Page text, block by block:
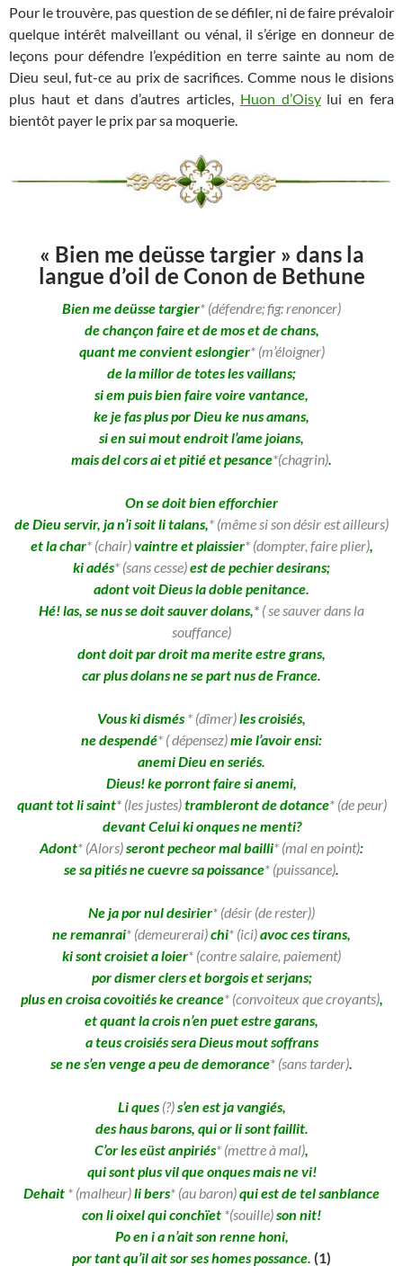
Pour le trouvère, pas question de se défiler, ni de faire prévaloir
quelque intérêt malveillant ou vénal, il s’érige en donneur de
leçons pour défendre l’expédition en terre sainte au nom de
Dieu seul, fut-ce au prix de sacrifices. Comme nous le disions
plus haut et dans d’autres articles, Huon d’Oisylui en fera
bientôt payer le prix par sa moquerie.
« Bien me deüsse targier » dans la
langue d’oil de Conon de Bethune
Bien me deüsse targier* (défendre; fig: renoncer)
de chançon faire et de mos et de chans,
quant me convient eslongier* (m’éloigner)
de la millor de totes les vaillans;
si em puis bien faire voire vantance,
ke je fas plus por Dieu ke nus amans,
si en sui mout endroit l’ame joians,
mais del cors ai et pitié et pesance*(chagrin).
On se doit bien efforchier
de Dieu servir, ja n’i soit li talans,* (même si son désir est ailleurs)
et la char* (chair)vaintre et plaissier* (dompter, faire plier),
ki adés* (sans cesse)est de pechier desirans;
adont voit Dieus la doble penitance.
Hé! las, se nus se doit sauver dolans,* ( se sauver dans la
souffance)
dont doit par droit ma merite estre grans,
car plus dolans ne se part nus de France.
Vous ki dismés* (dîmer)les croisiés,
ne despendé* ( dépensez)mie l’avoir ensi:
anemi Dieu en seriés.
Dieus! ke porront faire si anemi,
quant tot li saint* (les justes)trambleront de dotance* (de peur)
devant Celui ki onques ne menti?
Adont* (Alors)seront pecheor mal bailli* (mal en point):
se sa pitiés ne cuevre sa poissance* (puissance).
Ne ja por nul desirier* (désir (de rester))
ne remanrai* (demeurerai)chi* (ici)avoc ces tirans,
ki sont croisiet a loier* (contre salaire, paiement)
por dismerclers et borgois et serjans;
plus en croisa covoitiés ke creance* (convoiteux que croyants),
et quant la crois n’en puet estre garans,
a teus croisiés sera Dieus mout soffrans
se ne s’en venge a peu de demorance* (sans tarder).
Li ques(?)s’en est ja vangiés,
des haus barons, qui or li sont faillit.
C’or les eüst anpiriés* (mettre à mal),
qui sont plus vil que onques mais ne vi!
Dehait * (malheur)li bers* (au baron)qui est de tel sanblance
con li oixel qui conchïet *(souille)son nit!
Po en i a n’ait son renne honi,
por tant qu’il ait sor ses homes possance. (1)